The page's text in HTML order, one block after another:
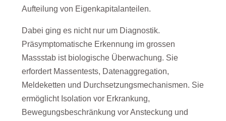
Aufteilung von Eigenkapitalanteilen.
Dabei ging es nicht nur um Diagnostik.
Präsymptomatische Erkennung im grossen
Massstab ist biologische Überwachung. Sie
erfordert Massentests, Datenaggregation,
Meldeketten und Durchsetzungsmechanismen. Sie
ermöglicht Isolation vor Erkrankung,
Bewegungsbeschränkung vor Ansteckung und